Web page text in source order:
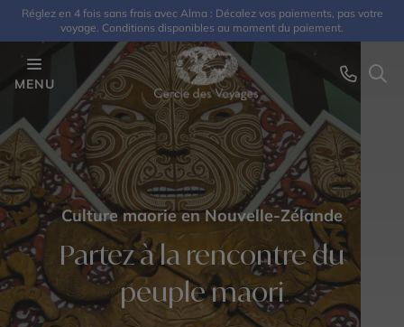
Réglez en 4 fois sans frais avec Alma : Décalez vos paiements, pas votre
voyage. Conditions disponibles au moment du paiement.
MENU
Culture maorie en Nouvelle-Zélande
Partez à la rencontre du
peuple maori